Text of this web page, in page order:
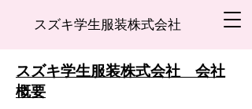
スズキ学生服装株式会社
​スズキ学生服装株式会社 会社
概要